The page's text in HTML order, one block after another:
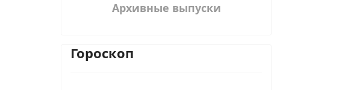
Архивные выпуски
Гороскоп